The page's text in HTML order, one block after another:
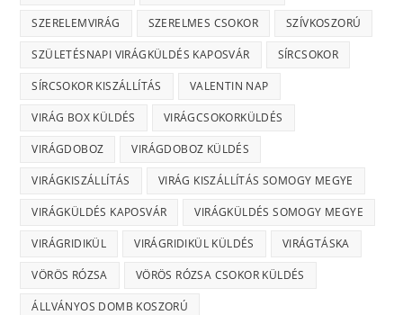
SZERELEMVIRÁG SZERELMES CSOKOR SZÍVKOSZORÚ
SZÜLETÉSNAPI VIRÁGKÜLDÉS KAPOSVÁR SÍRCSOKOR
SÍRCSOKOR KISZÁLLÍTÁS VALENTIN NAP
VIRÁG BOX KÜLDÉS VIRÁGCSOKORKÜLDÉS
VIRÁGDOBOZ VIRÁGDOBOZ KÜLDÉS
VIRÁGKISZÁLLÍTÁS VIRÁG KISZÁLLÍTÁS SOMOGY MEGYE
VIRÁGKÜLDÉS KAPOSVÁR VIRÁGKÜLDÉS SOMOGY MEGYE
VIRÁGRIDIKÜL VIRÁGRIDIKÜL KÜLDÉS VIRÁGTÁSKA
VÖRÖS RÓZSA VÖRÖS RÓZSA CSOKOR KÜLDÉS
ÁLLVÁNYOS DOMB KOSZORÚ